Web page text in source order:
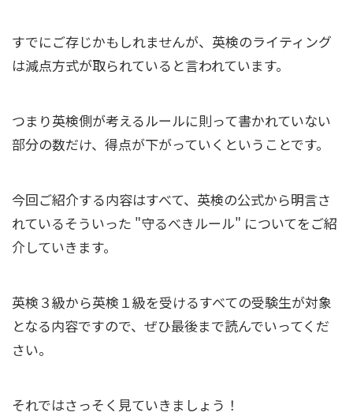
すでにご存じかもしれませんが、英検のライティング
は減点方式が取られていると言われています。
つまり英検側が考えるルールに則って書かれていない
部分の数だけ、得点が下がっていくということです。
今回ご紹介する内容はすべて、英検の公式から明言さ
れているそういった "守るべきルール" についてをご紹
介していきます。
英検３級から英検１級を受けるすべての受験生が対象
となる内容ですので、ぜひ最後まで読んでいってくだ
さい。
それではさっそく見ていきましょう！